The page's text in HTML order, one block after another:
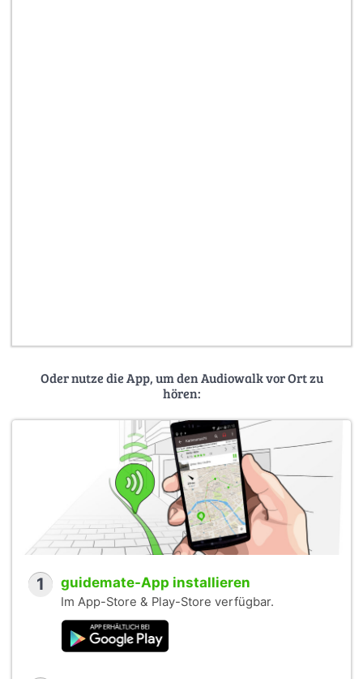
Oder nutze die App, um den Audiowalk vor Ort zu
hören:
1 guidemate-App installieren
Im App-Store & Play-Store verfügbar.